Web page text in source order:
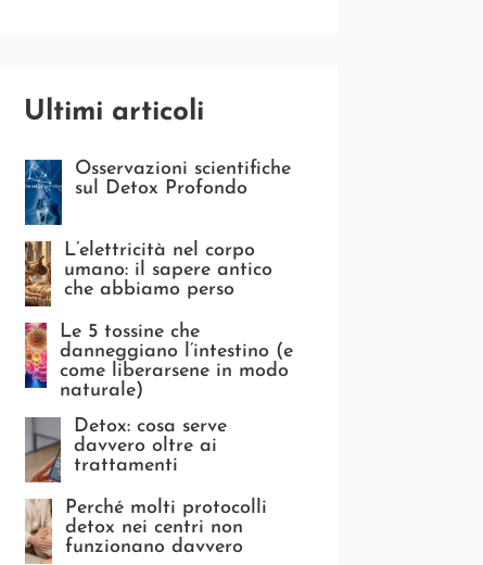
Ultimi articoli
Osservazioni scientifiche
sul Detox Profondo
L’elettricità nel corpo
umano: il sapere antico
che abbiamo perso
Le 5 tossine che
danneggiano l’intestino (e
come liberarsene in modo
naturale)
Detox: cosa serve
davvero oltre ai
trattamenti
Perché molti protocolli
detox nei centri non
funzionano davvero